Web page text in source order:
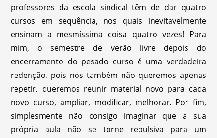
professores da escola sindical têm de dar quatro
cursos em sequência, nos quais inevitavelmente
ensinam a mesmíssima coisa quatro vezes! Para
mim, o semestre de verão livre depois do
encerramento do pesado curso é uma verdadeira
redenção, pois nós também não queremos apenas
repetir, queremos reunir material novo para cada
novo curso, ampliar, modificar, melhorar. Por fim,
simplesmente não consigo imaginar que a sua
própria aula não se torne repulsiva para um